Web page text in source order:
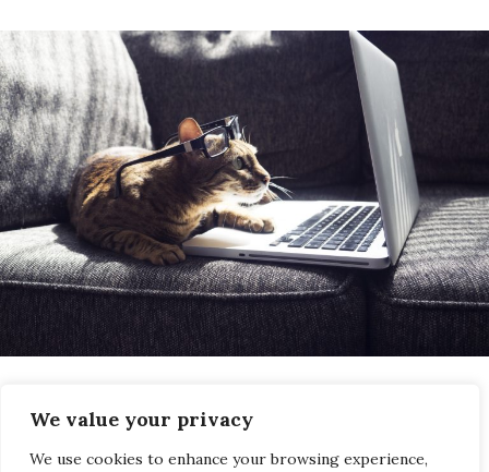
We value your privacy
We use cookies to enhance your browsing experience,
Las campañas de publicidad online pueden
ser una gran manera de dirigir el tráfico a